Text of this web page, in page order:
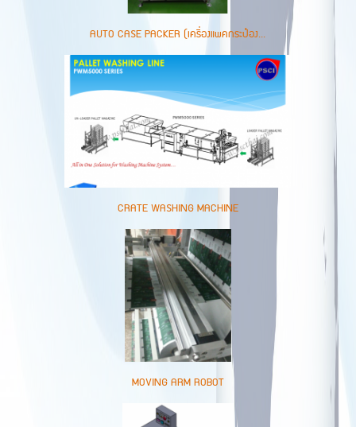
AUTO CASE PACKER (เครื่องแพคกระป๋อง...
CRATE WASHING MACHINE
MOVING ARM ROBOT